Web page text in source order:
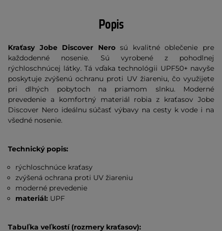
Popis
Kraťasy Jobe Discover Nerosú kvalitné oblečenie pre
každodenné nosenie. Sú vyrobené z pohodlnej
rýchloschnúcej látky. Tá vďaka technológii UPF50+ navyše
poskytuje zvýšenú ochranu proti UV žiareniu, čo využijete
pri dlhých pobytoch na priamom slnku. Moderné
prevedenie a komfortný materiál robia z kraťasov Jobe
Discover Nero ideálnu súčasť výbavy na cesty k vode i na
všedné nosenie.
Technický popis:
rýchloschnúce kraťasy
zvýšená ochrana proti UV žiareniu
moderné prevedenie
materiál: UPF
Tabuľka veľkostí (rozmery kraťasov):